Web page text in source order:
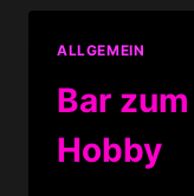
ALLGEMEIN
Bar
Hobby